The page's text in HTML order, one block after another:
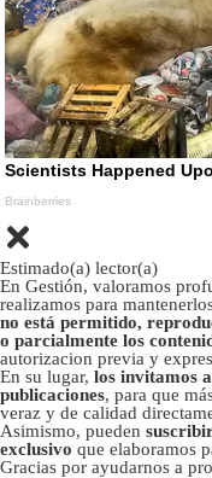
Estimado(a) lector(a)
En Gestión, valoramos
realizamos para
no está permitido,
o parcialmente los
autorizacion previa y
En su lugar, los invitamos
publicaciones, para que
veraz y de calidad
Asimismo, pueden
exclusivo que elaboramos
Gracias por ayudarnos a